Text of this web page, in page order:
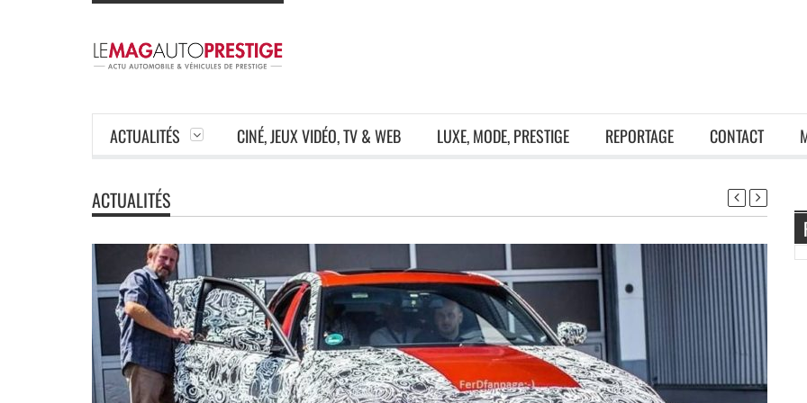
ACTUALITÉS CINÉ, JEUX VIDÉO, TV & WEB LUXE, MODE, PRESTIGE REPORTAGE CONTACT
ACTUALITÉS